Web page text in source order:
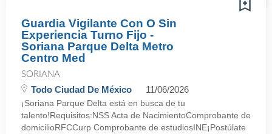
Guardia Vigilante Con O Sin
Experiencia Turno Fijo -
Soriana Parque Delta Metro
Centro Med
SORIANA
Todo Ciudad De México 11/06/2026
¡Soriana Parque Delta está en busca de tu
talento!Requisitos:NSS Acta de NacimientoComprobante de
domicilioRFCCurp Comprobante de estudiosINE¡Postúlate